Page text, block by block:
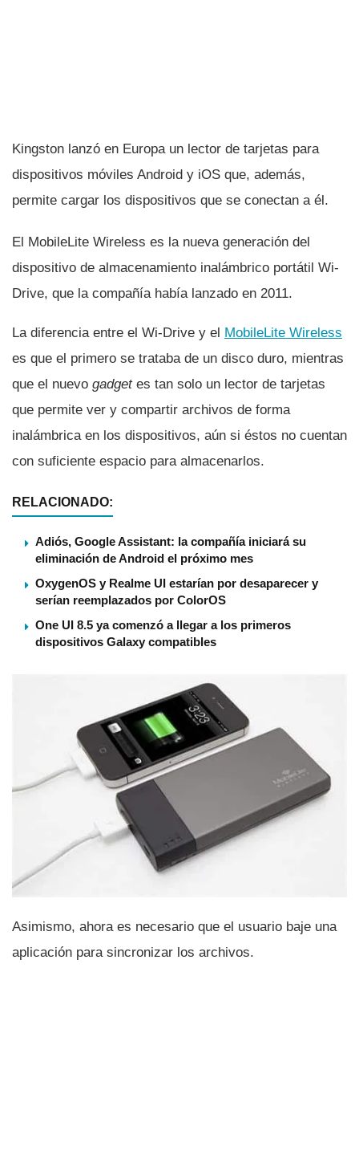
Kingston lanzó en Europa un lector de tarjetas para
dispositivos móviles Android y iOS que, además,
permite cargar los dispositivos que se conectan a él.
El MobileLite Wireless es la nueva generación del
dispositivo de almacenamiento inalámbrico portátil Wi-
Drive, que la compañí­a habí­a lanzado en 2011.
La diferencia entre el Wi-Drive y el MobileLite Wireless
es que el primero se trataba de un disco duro, mientras
que el nuevo gadgetes tan solo un lector de tarjetas
que permite ver y compartir archivos de forma
inalámbrica en los dispositivos, aún si éstos no cuentan
con suficiente espacio para almacenarlos.
RELACIONADO:
Adiós, Google Assistant: la compañía iniciará su
eliminación de Android el próximo mes
OxygenOS y Realme UI estarían por desaparecer y
serían reemplazados por ColorOS
One UI 8.5 ya comenzó a llegar a los primeros
dispositivos Galaxy compatibles
Asimismo, ahora es necesario que el usuario baje una
aplicación para sincronizar los archivos.